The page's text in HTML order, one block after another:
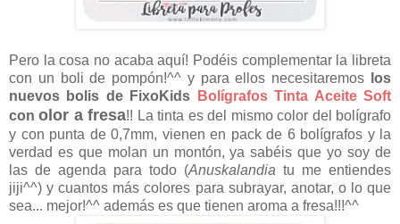
Pero la cosa no acaba aquí! Podéis complementar la libreta
con un boli de pompón!^^ y para ellos necesitaremos
los
nuevos bolis de FixoKids
Bolígrafos Tinta Aceite Soft
conolor a fresa!! La tinta es del mismo color del bolígrafo
y con punta de 0,7mm, vienen en pack de 6 bolígrafos y la
verdad es que molan un montón, ya sabéis que yo soy de
las de agenda para todo (Anuskalandia tu me entiendes
jiji^^) y cuantos más colores para subrayar, anotar, o lo que
sea... mejor!^^ además es que tienen aroma a fresa!!!^^